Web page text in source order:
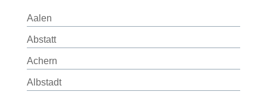
Aalen
Abstatt
Achern
Albstadt